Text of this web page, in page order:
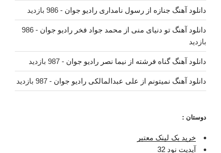
دانلود آهنگ جنازه از رسول نامداری رادیو جوان - 986 بازدید
دانلود آهنگ تو دنیای منی از محمد جواد فخر رادیو جوان
- 986
بازدید
دانلود آهنگ گناه فرشته از نیما نصر رادیو جوان - 987 بازدید
دانلود آهنگ نمیتونم از علی عبدالمالکی رادیو جوان - 987 بازدید
دوستان :
خرید بک لینک معتبر
آپدیت نود 32